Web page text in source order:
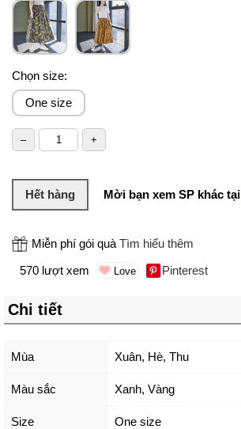
Chọn size:
One size
Hết hàng Mời bạn xem SP khác tại
Miễn phí gói quà Tìm hiểu thêm
570 lượt xem
Pinterest
Chi tiết
Mùa Xuân, Hè, Thu
Màu sắc Xanh, Vàng
Size One size